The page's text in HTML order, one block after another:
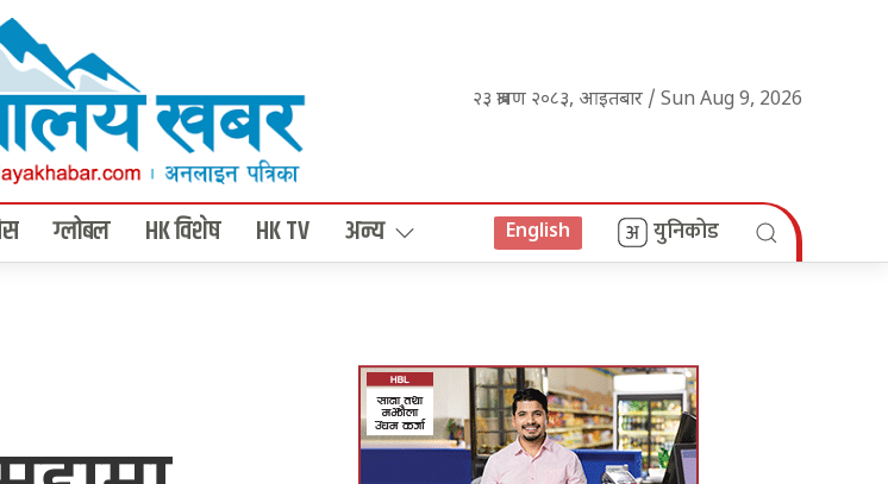
२३ श्रावण २०८३, आइतबार / Sun Aug 9, 2026
ग्लोबल HK विशेष HK TV अन्य English युनिकोड